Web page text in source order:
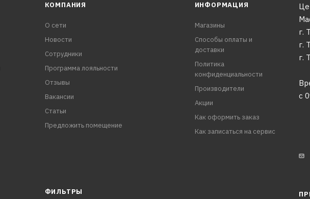
КОМПАНИЯ
О сети
Новости
Сотрудники
Программа лояльности
Отзывы
Вакансии
Статьи
Предложить помещение
ИНФОРМАЦИЯ
Магазины
Способы оплаты и
доставки
Политика
конфиденциальности
Производители
Акции
Как оформить заказ
Как записаться на сервис
г.
г.
г.
с
ФИЛЬТРЫ